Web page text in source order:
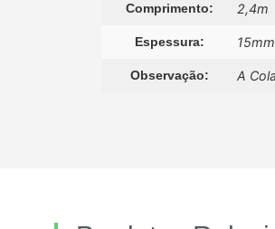
Comprimento: 2,4m
Espessura: 15mm
Observação: A